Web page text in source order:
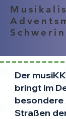
Schwerin
Der
bringt im
Straßen